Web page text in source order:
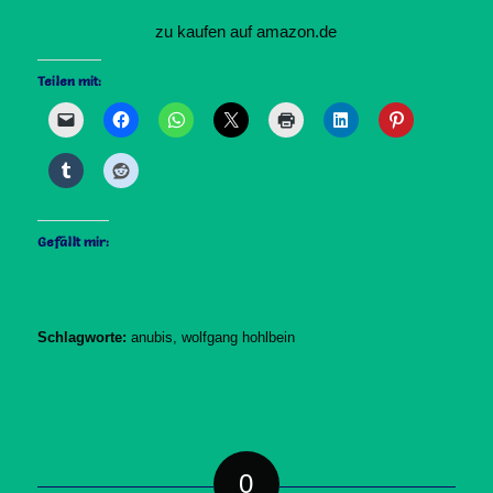
zu kaufen auf amazon.de
Teilen mit:
Gefällt mir:
Schlagworte: anubis wolfgang hohlbein
0